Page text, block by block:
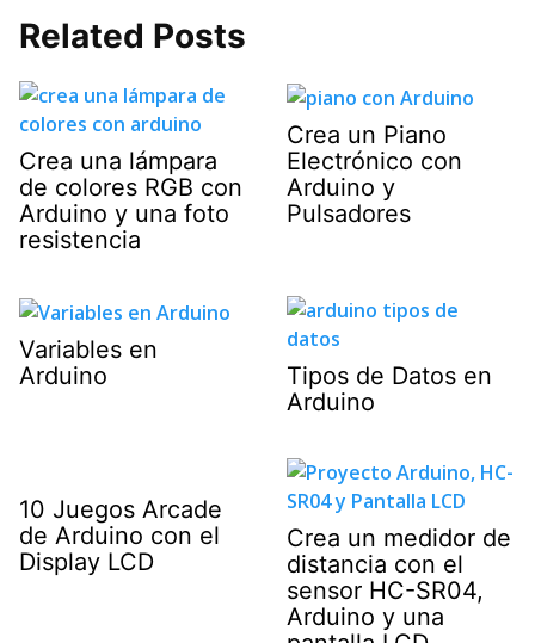
Related Posts
Crea una lámpara
de colores RGB con
Arduino y una foto
resistencia
Crea un Piano
Electrónico con
Arduino y
Pulsadores
Variables en
Arduino
Tipos de Datos en
Arduino
10 Juegos Arcade
de Arduino con el
Display LCD
Crea un medidor de
distancia con el
sensor HC-SR04,
Arduino y una